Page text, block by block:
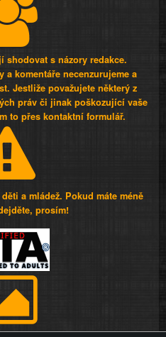
shodovat s názory redakce.
a komentáře necenzurujeme a
Jestliže považujete některý z
práv či jinak poškozující vaše
to přes kontaktní formulář.
a mládež. Pokud máte méně
prosím!